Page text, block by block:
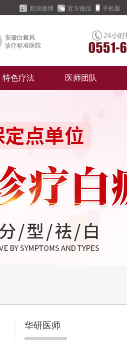
新浪微博 官方微信 手机版
安徽白癜风
诊疗标准医院
特色疗法 医师团队
华研医师